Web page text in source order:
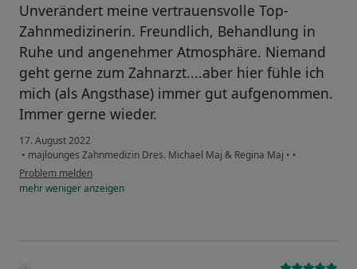
Unverändert meine vertrauensvolle Top-
Zahnmedizinerin. Freundlich, Behandlung in
Ruhe und angenehmer Atmosphäre. Niemand
geht gerne zum Zahnarzt....aber hier fühle ich
mich (als Angsthase) immer gut aufgenommen.
Immer gerne wieder.
17. August 2022
• majlounges Zahnmedizin Dres. Michael Maj & Regina Maj • •
Problem melden
mehrwenigeranzeigen